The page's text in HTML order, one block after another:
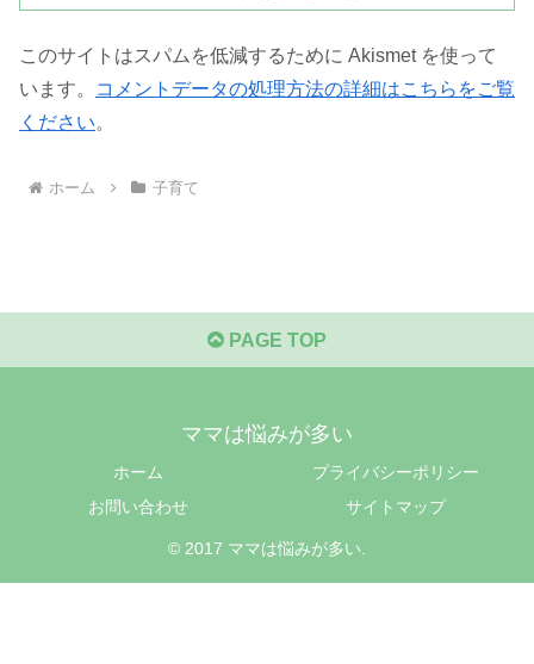
このサイトはスパムを低減するために Akismet を使って
います。
コメントデータの処理方法の詳細はこちらをご覧
ください。
ホーム 子育て
PAGE TOP
ママは悩みが多い
ホーム
プライバシーポリシー
お問い合わせ
サイトマップ
© 2017 ママは悩みが多い.